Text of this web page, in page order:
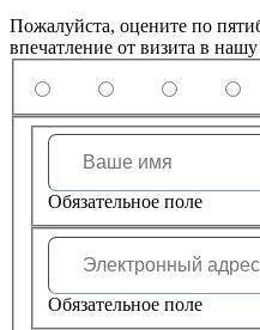
Пожалуйста, оцените по
впечатление от визита в
Обязательное поле
Обязательное поле